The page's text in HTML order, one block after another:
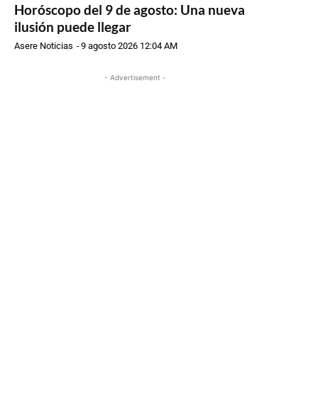
Horóscopo del 9 de agosto: Una nueva
ilusión puede llegar
Asere Noticias -9 agosto 2026 12:04 AM
- Advertisement -